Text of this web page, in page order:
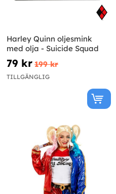
Harley Quinn oljesmink
med olja - Suicide Squad
79 kr 199 kr
TILLGÄNGLIG